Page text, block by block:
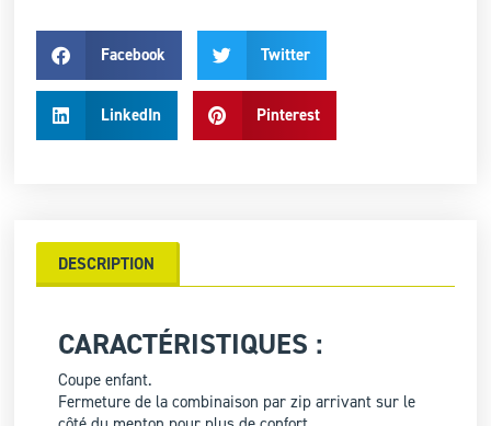
Facebook Twitter
LinkedIn Pinterest
DESCRIPTION
CARACTÉRISTIQUES :
Coupe enfant.
Fermeture de la combinaison par zip arrivant sur le